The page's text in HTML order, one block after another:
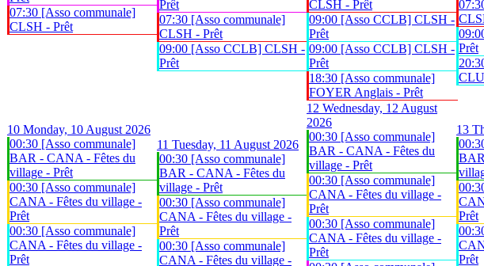
07:30 [Asso communale]
CLSH - Prêt
Prêt
07:30 [Asso communale]
CLSH - Prêt
09:00 [Asso CCLB] CLSH -
Prêt
CLSH - Prêt
09:00 [Asso CCLB] CLSH -
Prêt
09:00 [Asso CCLB] CLSH -
Prêt
18:30 [Asso communale]
FOYER Anglais - Prêt
Prêt
10 Monday, 10 August 2026
00:30 [Asso communale]
BAR - CANA - Fêtes du
village - Prêt
00:30 [Asso communale]
CANA - Fêtes du village -
Prêt
00:30 [Asso communale]
CANA - Fêtes du village -
Prêt
11 Tuesday, 11 August 2026
00:30 [Asso communale]
BAR - CANA - Fêtes du
village - Prêt
00:30 [Asso communale]
CANA - Fêtes du village -
Prêt
00:30 [Asso communale]
CANA - Fêtes du village -
12 Wednesday, 12 August
2026
00:30 [Asso communale]
BAR - CANA - Fêtes du
village - Prêt
00:30 [Asso communale]
CANA - Fêtes du village -
Prêt
00:30 [Asso communale]
CANA - Fêtes du village -
Prêt
13
Prêt
Prêt